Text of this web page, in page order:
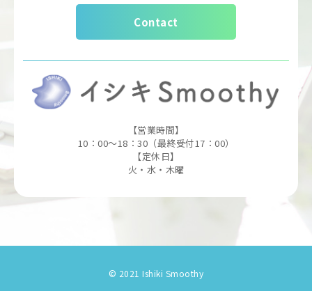
Contact
【営業時間】
10：00～18：30（最終受付17：00）
【定休日】
火・水・木曜
© 2021 Ishiki Smoothy